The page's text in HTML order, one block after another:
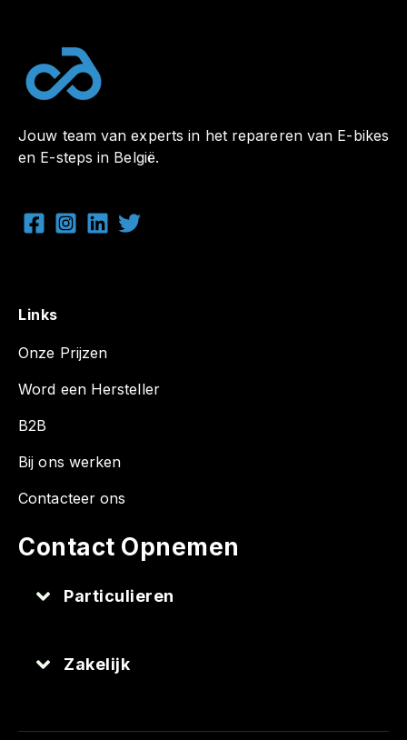
Jouw team van experts in het repareren van E-bikes
en E-steps in België.
Links
Onze Prijzen
Word een Hersteller
B2B
Bij ons werken
Contacteer ons
Contact Opnemen
Particulieren
Zakelijk